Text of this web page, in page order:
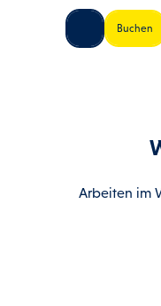
Suche Menü Buchen
Arbeiten im